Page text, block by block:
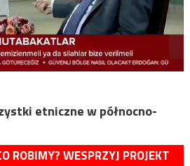
etniczne w północno-
ROBIMY? WESPRZYJ PROJEKT